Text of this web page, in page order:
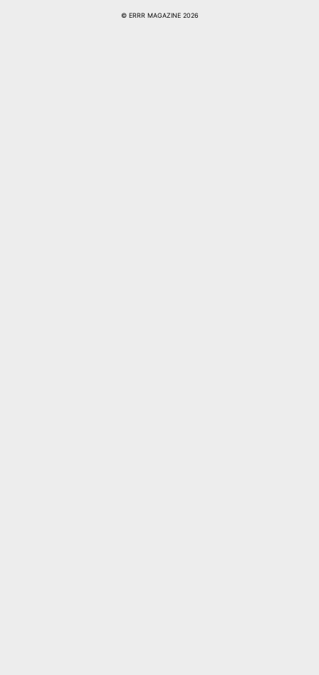
© ERRR MAGAZINE 2026